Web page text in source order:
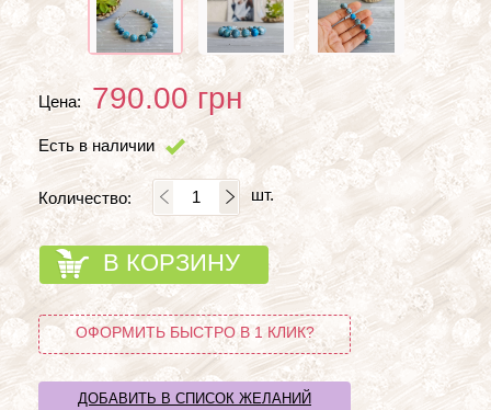
Цена: 790.00грн
Есть в наличии
Количество: шт.
В КОРЗИНУ
ОФОРМИТЬ БЫСТРО В 1 КЛИК?
ДОБАВИТЬ В СПИСОК ЖЕЛАНИЙ